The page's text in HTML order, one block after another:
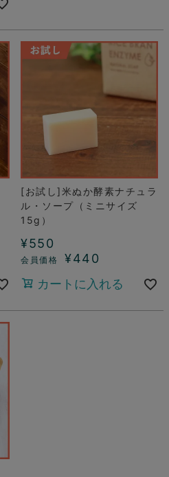
[お試し]米ぬか酵素ナチュラ
ル・ソープ（ミニサイズ
15g）
¥550
¥440
カートに入れる